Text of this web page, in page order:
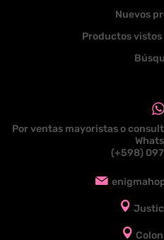
Nuevos
Productos
Por ventas mayoristas o
(+598)